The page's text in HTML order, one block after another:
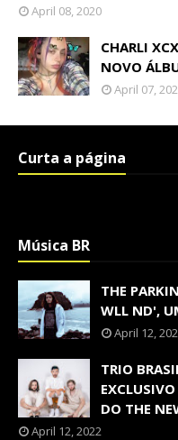
April 08, 2020
CHARLI
NOVO
April 07,
Curta a página
Música BR
THE
WLL ND',
April 12,
TRIO
DO THE
April 12, 2022